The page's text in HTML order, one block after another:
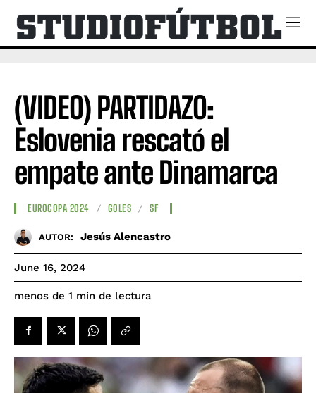
(VIDEO) PARTIDAZO:
Eslovenia rescató el
empate ante Dinamarca
EUROCOPA 2024 GOLES SF
AUTOR: Jesús Alencastro
June 16, 2024
menos de 1 min de lectura